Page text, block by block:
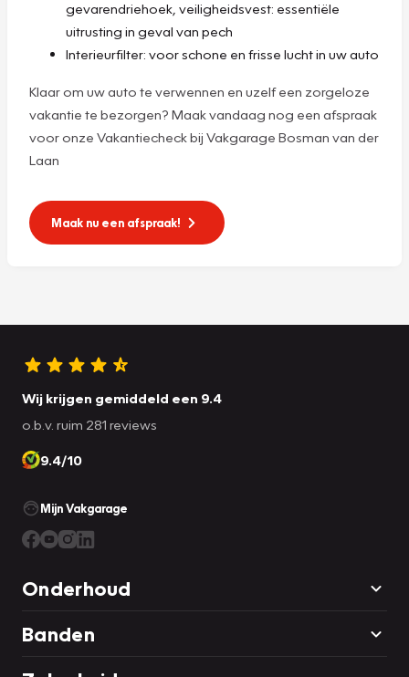
gevarendriehoek, veiligheidsvest: essentiële
uitrusting in geval van pech
Interieurfilter: voor schone en frisse lucht in uw auto
Klaar om uw auto te verwennen en uzelf een zorgeloze
vakantie te bezorgen? Maak vandaag nog een afspraak
voor onze Vakantiecheck bij Vakgarage Bosman van der
Laan
Maak nu een afspraak!
Wij krijgen gemiddeld een 9.4
o.b.v. ruim 281 reviews
9.4/10
Mijn Vakgarage
Onderhoud
Banden